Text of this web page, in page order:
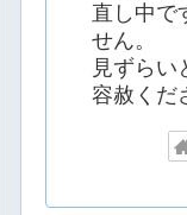
直し中で
せん。
見ずらい
容赦くだ